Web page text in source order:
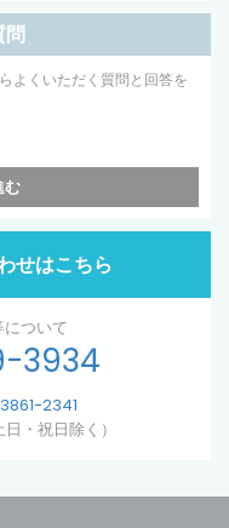
問
よくいただく質問と回答を
む
せはこちら
ついて
3934
2341
・祝日除く）